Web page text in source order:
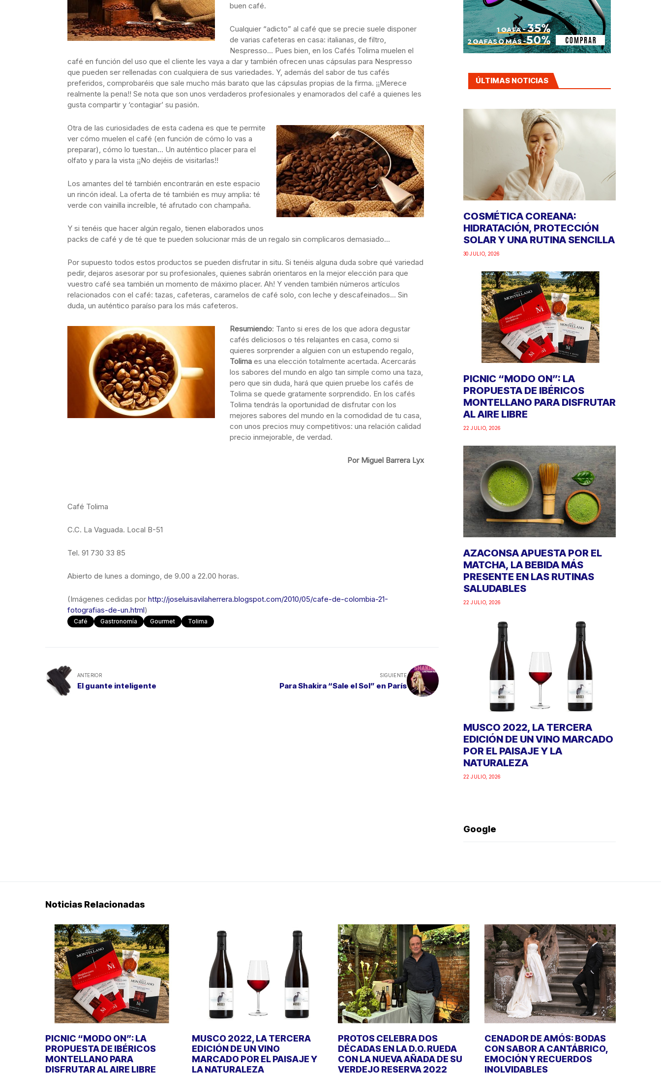
buen café.
Cualquier “adicto” al café que se precie suele disponer
de varias cafeteras en casa: italianas, de filtro,
Nespresso… Pues bien, en los Cafés Tolima muelen el
café en función del uso que el cliente les vaya a dar y también ofrecen unas cápsulas para Nespresso
que pueden ser rellenadas con cualquiera de sus variedades. Y, además del sabor de tus cafés
preferidos, comprobaréis que sale mucho más barato que las cápsulas propias de la firma. ¡¡Merece
realmente la pena!! Se nota que son unos verdaderos profesionales y enamorados del café a quienes les
gusta compartir y ‘contagiar’ su pasión.
Otra de las curiosidades de esta cadena es que te permite
ver cómo muelen el café (en función de cómo lo vas a
preparar), cómo lo tuestan… Un auténtico placer para el
olfato y para la vista ¡¡No dejéis de visitarlas!!
Los amantes del té también encontrarán en este espacio
un rincón ideal. La oferta de té también es muy amplia: té
verde con vainilla increíble, té afrutado con champaña.
Y si tenéis que hacer algún regalo, tienen elaborados unos
packs de café y de té que te pueden solucionar más de un regalo sin complicaros demasiado…
Por supuesto todos estos productos se pueden disfrutar in situ. Si tenéis alguna duda sobre qué variedad
pedir, dejaros asesorar por su profesionales, quienes sabrán orientaros en la mejor elección para que
vuestro café sea también un momento de máximo placer. Ah! Y venden también números artículos
relacionados con el café: tazas, cafeteras, caramelos de café solo, con leche y descafeinados… Sin
duda, un auténtico paraíso para los más cafeteros.
Resumiendo: Tanto si eres de los que adora degustar
cafés deliciosos o tés relajantes en casa, como si
quieres sorprender a alguien con un estupendo regalo,
Tolima es una elección totalmente acertada. Acercarás
los sabores del mundo en algo tan simple como una taza,
pero que sin duda, hará que quien pruebe los cafés de
Tolima se quede gratamente sorprendido. En los cafés
Tolima tendrás la oportunidad de disfrutar con los
mejores sabores del mundo en la comodidad de tu casa,
con unos precios muy competitivos: una relación calidad
precio inmejorable, de verdad.
Por Miguel Barrera Lyx
Café Tolima
C.C. La Vaguada. Local B-51
Tel. 91 730 33 85
Abierto de lunes a domingo, de 9.00 a 22.00 horas.
(Imágenes cedidas por http://joseluisavilaherrera.blogspot.com/2010/05/cafe-de-colombia-21-
fotografias-de-un.html)
Café Gastronomía Gourmet Tolima
ANTERIOR
El guante inteligente
SIGUIENTE
Para Shakira “Sale el Sol” en París
ÚLTIMAS NOTICIAS
COSMÉTICA COREANA:
HIDRATACIÓN, PROTECCIÓN
SOLAR Y UNA RUTINA SENCILLA
30 JULIO, 2026
PICNIC “MODO ON”: LA
PROPUESTA DE IBÉRICOS
MONTELLANO PARA DISFRUTAR
AL AIRE LIBRE
22 JULIO, 2026
AZACONSA APUESTA POR EL
MATCHA, LA BEBIDA MÁS
PRESENTE EN LAS RUTINAS
SALUDABLES
22 JULIO, 2026
MUSCO 2022, LA TERCERA
EDICIÓN DE UN VINO MARCADO
POR EL PAISAJE Y LA
NATURALEZA
22 JULIO, 2026
Google
Noticias Relacionadas
PICNIC “MODO ON”: LA
PROPUESTA DE IBÉRICOS
MONTELLANO PARA
DISFRUTAR AL AIRE LIBRE
MUSCO 2022, LA TERCERA
EDICIÓN DE UN VINO
MARCADO POR EL PAISAJE Y
LA NATURALEZA
PROTOS CELEBRA DOS
DÉCADAS EN LA D.O. RUEDA
CON LA NUEVA AÑADA DE SU
VERDEJO RESERVA 2022
CENADOR DE AMÓS: BODAS
CON SABOR A CANTÁBRICO,
EMOCIÓN Y RECUERDOS
INOLVIDABLES